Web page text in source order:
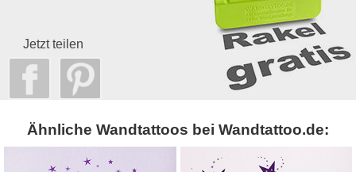
Jetzt teilen
Ähnliche Wandtattoos bei Wandtattoo.de: